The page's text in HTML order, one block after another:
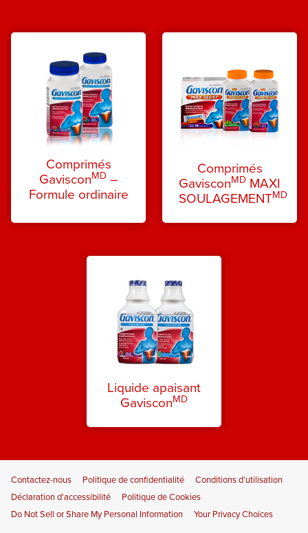
Comprimés
GavisconMD –
Formule ordinaire
Comprimés
GavisconMD MAXI
SOULAGEMENTMD
Liquide apaisant
GavisconMD
Footer
Navigation
Contactez-nous Politique de confidentialité
Conditions d’utilisation
Déclaration d'accessibilité
Politique de Cookies
Do Not Sell or Share My Personal Information
Your Privacy Choices